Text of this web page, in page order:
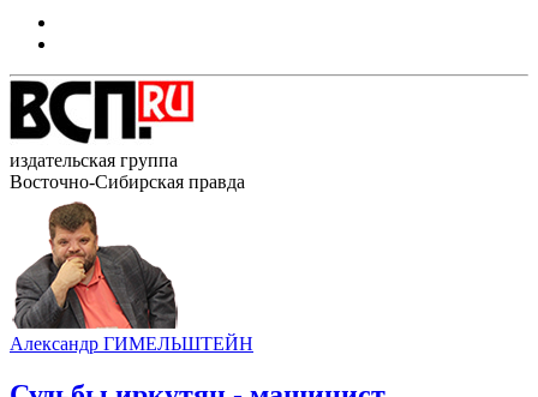
издательская группа
Восточно-Сибирская правда
Александр ГИМЕЛЬШТЕЙН